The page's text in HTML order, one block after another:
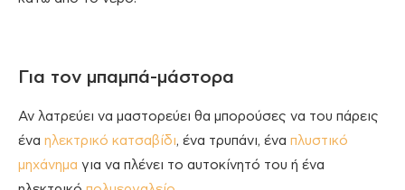
Για τον μπαμπά-μάστορα
Αν λατρεύει να μαστορεύει θα μπορούσες να του πάρεις
ένα ηλεκτρικό κατσαβίδι, ένα τρυπάνι, ένα πλυστικό
μηχάνημα για να πλένει το αυτοκίνητό του ή ένα